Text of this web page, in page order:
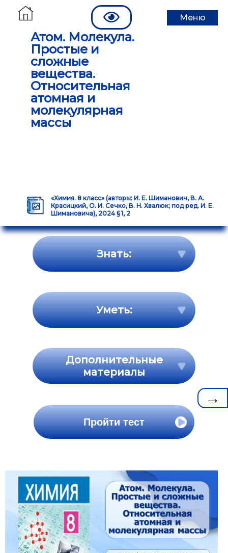
Атом. Молекула.
Простые и
сложные
вещества.
Относительная
атомная и
молекулярная
массы
Меню
«Химия. 8 класс» (авторы: И. Е. Шиманович, В. А.
Красицкий, О. И. Сечко, В. Н. Хвалюк; под ред. И. Е.
Шимановича), 2024 § 1, 2
→
Знать:
Уметь:
Дополнительные
материалы
Пройти тест